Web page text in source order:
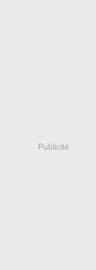
Publicité